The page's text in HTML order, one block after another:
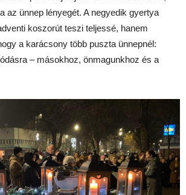
az ünnep lényegét. A negyedik gyertya
koszorút teszi teljessé, hanem
a karácsony több puszta ünnepnél:
– másokhoz, önmagunkhoz és a